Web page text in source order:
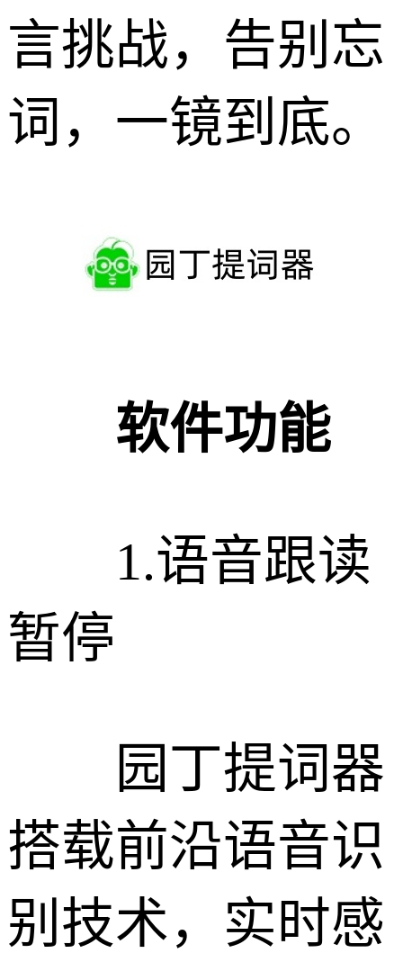
言挑战，告别忘
词，一镜到底。
软件功能
1.语音跟读
暂停
园丁提词器
搭载前沿语音识
别技术，实时感